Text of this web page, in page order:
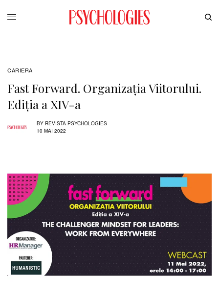
CARIERA
Fast Forward. Organizația Viitorului.
Ediția a XIV-a
BY REVISTA PSYCHOLOGIES
10 MAI 2022